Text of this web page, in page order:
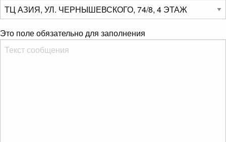
Это поле обязательно для заполнения